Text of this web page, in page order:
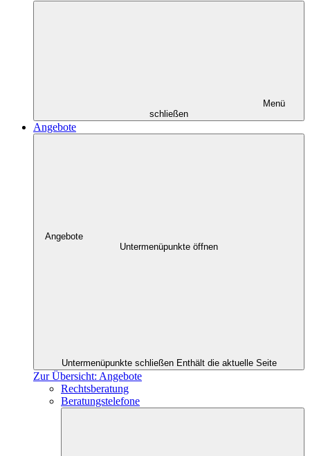
Menü
schließen
Angebote
Angebote
Untermenüpunkte öffnen
Untermenüpunkte schließen Enthält die aktuelle Seite
Zur Übersicht: Angebote
Rechtsberatung
Beratungstelefone